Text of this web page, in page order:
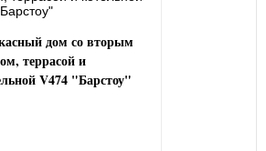
дом со вторым
террасой и
V474 "Барстоу"